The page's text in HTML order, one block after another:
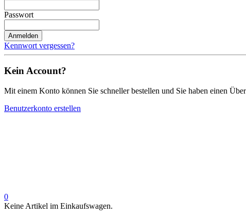
Passwort
Anmelden
Kennwort vergessen?
Kein Account?
Mit einem Konto können Sie schneller bestellen und Sie haben einen
Benutzerkonto erstellen
0
Keine Artikel im Einkaufswagen.